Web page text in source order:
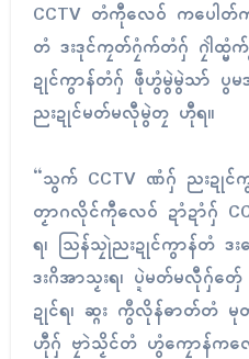
CCTV တံကီုလေဝ် ကပေါတ်
တံ ဒးဒုၚ်ကၠတ်ဂၠံက်တံဂှ် ဂၠါဲထ္မံ
ဍုၚ်ကွာန်တံဂှ် ဖဵုဟွံမွဲမွဲသာ် ပွမ
ညးဍုၚ်မတ်မလီုမွဲတၠ ဟီုရ။
“သွက် CCTV ဏံဂှ် ညးဍုၚ်
တၟာဂလိုၚ်ကီုလေဝ် ဍာံဍာံဂှ်
ရ၊ သြန်သၠုဲညးဍုၚ်ကွာန်တံ ဒ
ဒးဂိအာသၟးရ၊ ပ္ဍဲမတ်မလီုဂှ်
ဍုၚ်ရ၊ ဆ္ဂး ကွဳလိုန်ဓာတ်တံ
ဟီုဂှ် ဗၠာဲသၟိၚ်တံ ဟွံကၠောန်ကလ